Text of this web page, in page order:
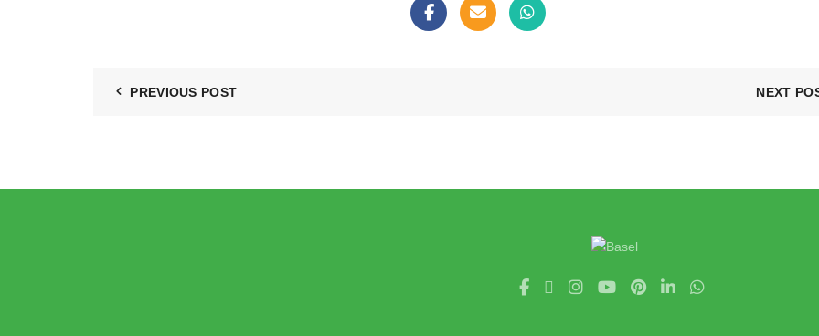
PREVIOUS POST NEXT